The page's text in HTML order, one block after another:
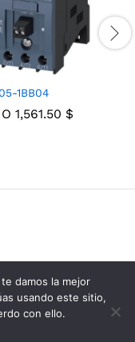
1BB04
1,561.50 $
damos la mejor
usando este sitio,
con ello.